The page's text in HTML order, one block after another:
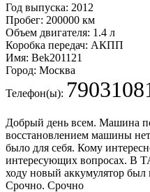
Год выпуска: 2012
Пробег: 200000 км
Объем двигателя: 1.4 л
Коробка передач: АКПП
Имя: Bek201121
Город: Москва
Телефон(ы):
Добрый день всем. Машина
восстановлением машины
было для себя. Кому
интересующих вопросах.
ходу новый аккумулятор был
Срочно. Срочно